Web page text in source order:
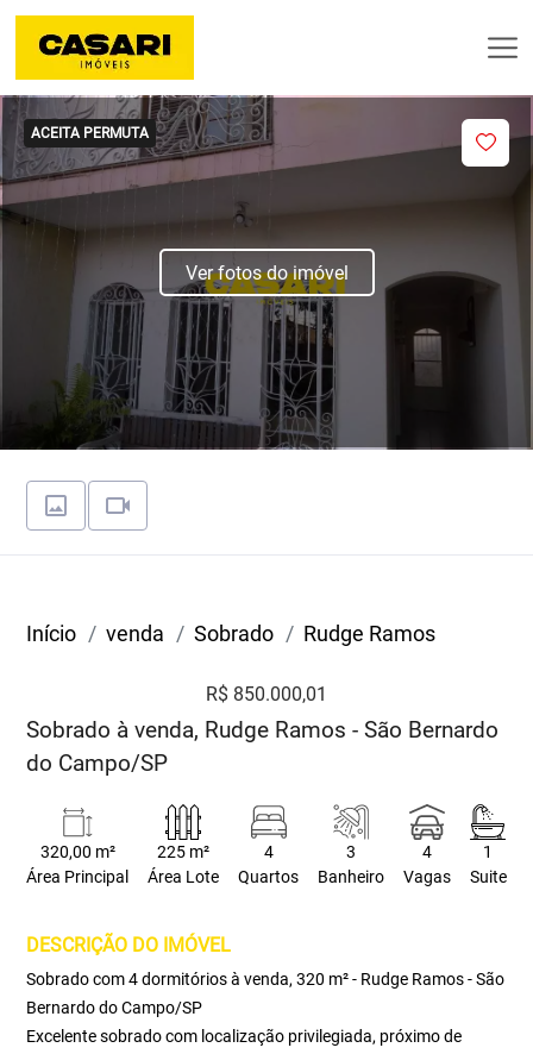
ACEITA PERMUTA
Ver fotos do imóvel
Início venda Sobrado Rudge Ramos
R$ 850.000,01
Sobrado à venda, Rudge Ramos - São Bernardo
do Campo/SP
320,00 m²
Área Principal
225 m²
Área Lote
4
Quartos
3
Banheiro
4
Vagas
1
Suite
DESCRIÇÃO DO IMÓVEL
Sobrado com 4 dormitórios à venda, 320 m² - Rudge Ramos - São
Bernardo do Campo/SP
Excelente sobrado com localização privilegiada, próximo de